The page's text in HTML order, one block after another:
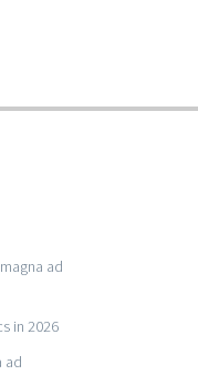
ad
in 2026
ad